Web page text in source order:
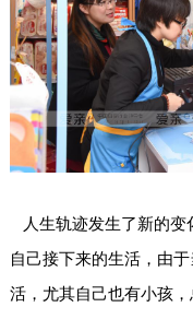
人生轨迹发生了新的变
自己接下来的生活，由
活，尤其自己也有小孩